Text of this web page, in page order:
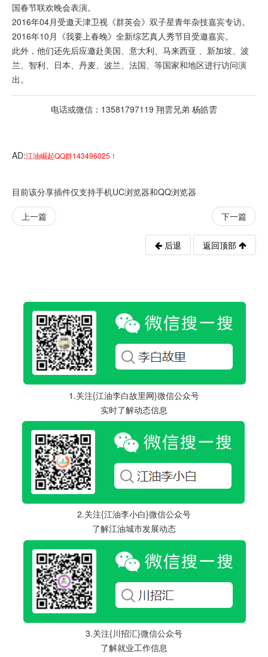
国春节联欢晚会表演。
2016年04月受邀天津卫视《群英会》双子星青年杂技嘉宾专访。
2016年10月《我要上春晚》全新综艺真人秀节目受邀嘉宾。
此外，他们还先后应邀赴美国、意大利、马来西亚 、新加坡、波
兰、智利、日本、丹麦、波兰、法国、等国家和地区进行访问演
出。
电话或微信：13581797119 翔雲兄弟 杨皓雲
AD:江油崛起QQ群143496025！
目前该分享插件仅支持手机UC浏览器和QQ浏览器
上一篇 下一篇
后退 返回顶部
1.关注{江油李白故里网}微信公众号
实时了解动态信息
2.关注{江油李小白}微信公众号
了解江油城市发展动态
3.关注{川招汇}微信公众号
了解就业工作信息